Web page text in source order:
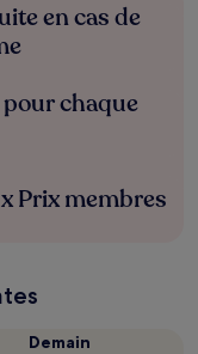
en cas de
chaque
Prix membres
Demain